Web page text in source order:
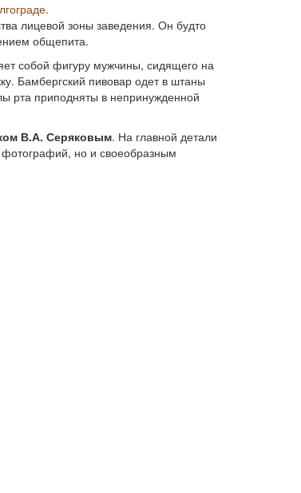
лицевой зоны заведения. Он будто
общепита.
собой фигуру мужчины, сидящего на
Бамбергский пивовар одет в штаны
рта приподняты в непринужденной
В.А. Серяковым. На главной детали
фотографий, но и своеобразным